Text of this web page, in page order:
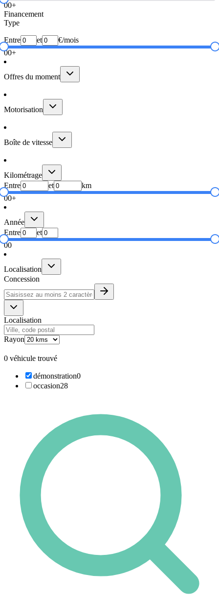
00+
Financement
Type
Entre et
€/mois
00+
Offres du moment
Motorisation
Boîte de vitesse
Kilométrage
Entre
et
km
00+
Année
Entre
et
00
Localisation
Concession
Localisation
Rayon
0 véhicule trouvé
démonstration0
occasion28